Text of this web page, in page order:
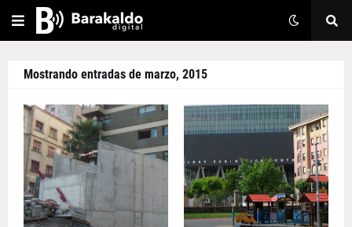
Mostrando entradas de marzo, 2015